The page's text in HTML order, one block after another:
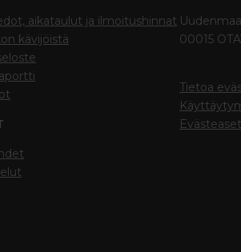
aikataulut ja ilmoitushinnat
kävijöistä
00015
Tietoa